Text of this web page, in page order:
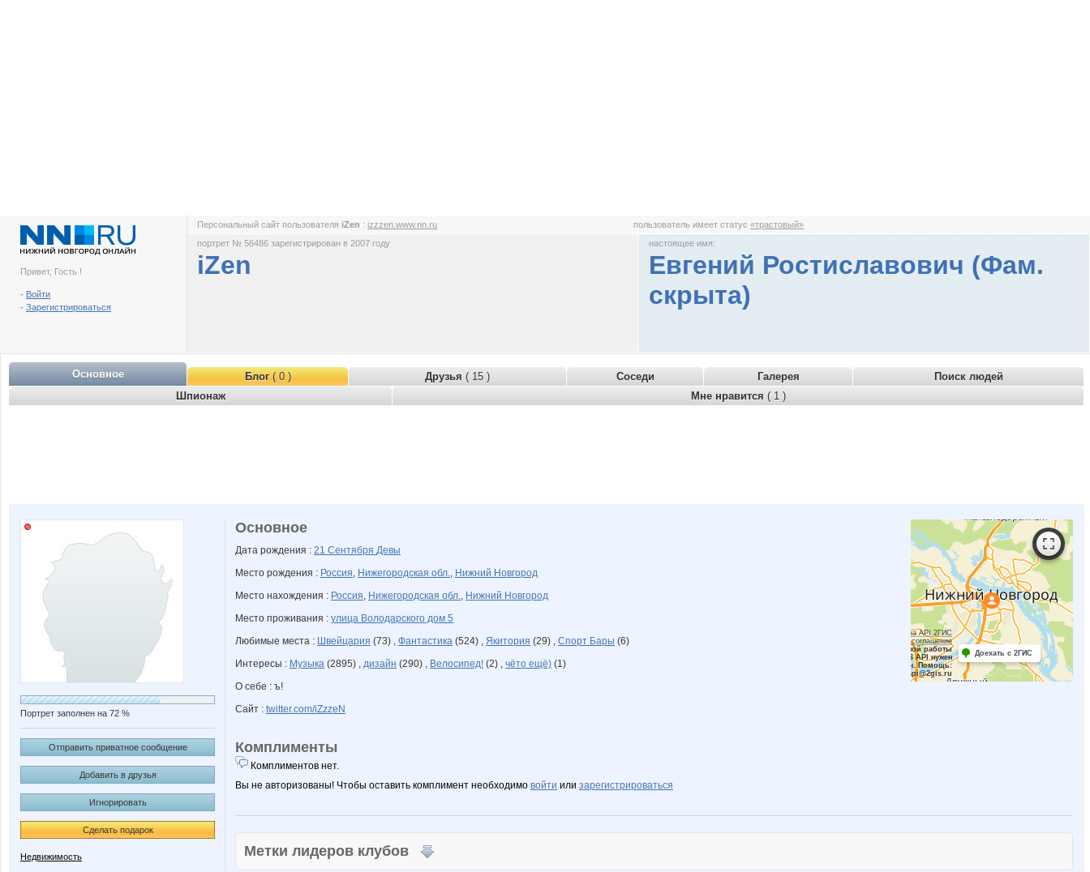
Привет, Гость !
- Войти
- Зарегистрироваться
Персональный сайт пользователя iZen : izzzen.www.nn.ru пользователь имеет статус«трастовый»
портрет № 56486 зарегистрирован в 2007 году
iZen
настоящее имя:
Евгений Ростиславович (Фам.
скрыта)
Основное Блог( 0 ) Друзья ( 15 ) Соседи Галерея
Поиск людей
Шпионаж
Мне нравится ( 1 )
Портрет заполнен на 72 %
Отправить приватное сообщение
Добавить в друзья
Игнорировать
Сделать подарок
Недвижимость
Работает на API 2ГИС
Лицензионное соглашение
Для корректной работы
Raster JS API нужен
ключ. Помощь:
api@2gis.ru
Доехать с 2ГИС
Основное
Дата рождения : 21 Сентября Девы
Место рождения : Россия, Нижегородская обл., Нижний Новгород
Место нахождения : Россия, Нижегородская обл., Нижний Новгород
Место проживания : улица Володарского дом 5
Любимые места : Швейцария (73) , Фантастика (524) , Якитория (29) , Спорт Бары (6)
Интересы : Музыка (2895) , дизайн (290) , Велосипед! (2) , чёто ещё) (1)
О себе : ъ!
Сайт : twitter.com/iZzzeN
Комплименты
Комплиментов нет.
Вы не авторизованы! Чтобы оставить комплимент необходимо войти или зарегистрироваться
Метки лидеров клубов